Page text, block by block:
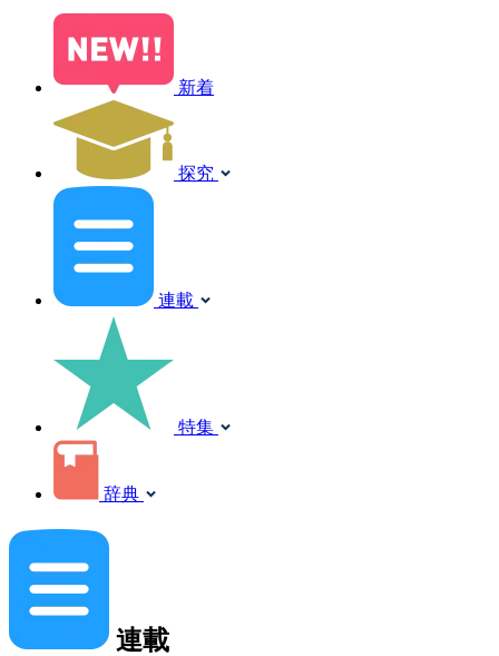
新着
探究
連載
特集
辞典
連載